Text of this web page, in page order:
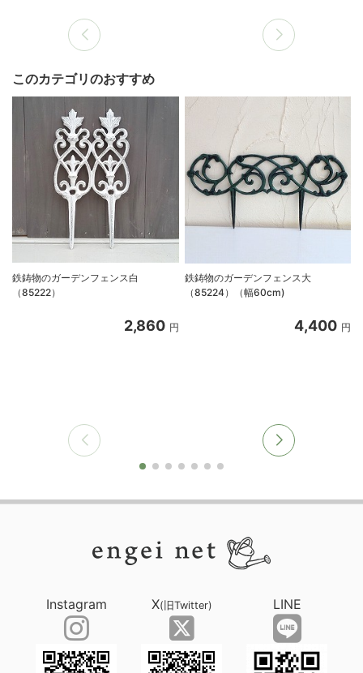
このカテゴリのおすすめ
鉄鋳物のガーデンフェンス白
（85222）
2,860 円
鉄鋳物のガーデンフェンス大
（85224）（幅60cm)
4,400 円
Instagram X(旧Twitter) LINE